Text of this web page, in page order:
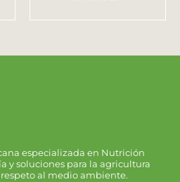
especializada en Nutrición
y soluciones para la agricultura
al medio ambiente.